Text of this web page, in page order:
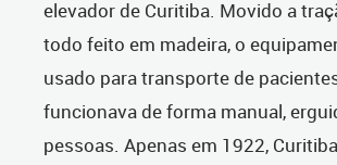
elevador de Curitiba. Movido a
todo feito em madeira, o
usado para transporte de
funcionava de forma manual,
pessoas. Apenas em 1922,